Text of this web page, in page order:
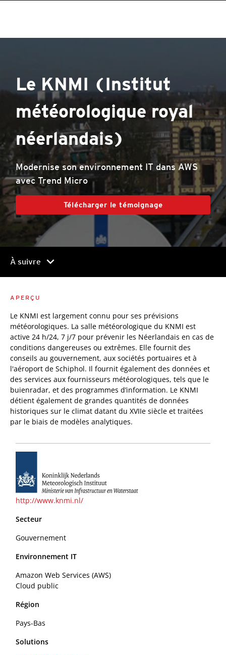
Le KNMI (Institut
météorologique royal
néerlandais)
Modernise son environnement IT dans AWS
avec Trend Micro
Télécharger le témoignage
À suivre chevron_right
APERÇU
Le KNMI est largement connu pour ses prévisions
météorologiques. La salle météorologique du KNMI est
active 24 h/24, 7 j/7 pour prévenir les Néerlandais en cas de
conditions dangereuses ou extrêmes. Elle fournit des
conseils au gouvernement, aux sociétés portuaires et à
l'aéroport de Schiphol. Il fournit également des données et
des services aux fournisseurs météorologiques, tels que le
buienradar, et des programmes d’information. Le KNMI
détient également de grandes quantités de données
historiques sur le climat datant du XVIIe siècle et traitées
par le biais de modèles analytiques.
http://www.knmi.nl/
Secteur
Gouvernement
Environnement IT
Amazon Web Services (AWS)
Cloud public
Région
Pays-Bas
Solutions
Products
Products
Products
Products